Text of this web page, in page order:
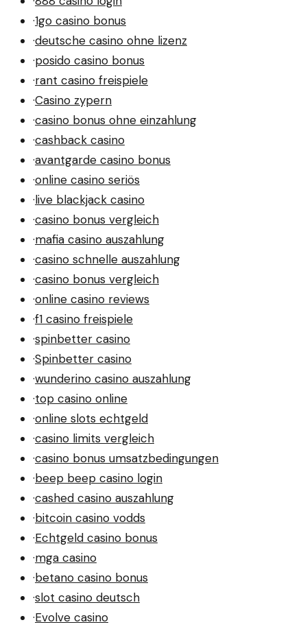
·1go casino bonus
·deutsche casino ohne lizenz
·posido casino bonus
·rant casino freispiele
·Casino zypern
·casino bonus ohne einzahlung
·cashback casino
·avantgarde casino bonus
·online casino seriös
·live blackjack casino
·casino bonus vergleich
·mafia casino auszahlung
·casino schnelle auszahlung
·casino bonus vergleich
·online casino reviews
·f1 casino freispiele
·spinbetter casino
·Spinbetter casino
·wunderino casino auszahlung
·top casino online
·online slots echtgeld
·casino limits vergleich
·casino bonus umsatzbedingungen
·beep beep casino login
·cashed casino auszahlung
·bitcoin casino vodds
·Echtgeld casino bonus
·mga casino
·betano casino bonus
·slot casino deutsch
·Evolve casino